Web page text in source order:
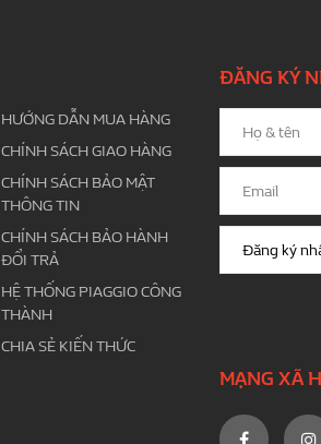
HƯỚNG DẪN MUA HÀNG
CHÍNH SÁCH GIAO HÀNG
CHÍNH SÁCH BẢO MẬT
THÔNG TIN
CHÍNH SÁCH BẢO HÀNH
ĐỔI TRẢ
HỆ THỐNG PIAGGIO CÔNG
THÀNH
CHIA SẺ KIẾN THỨC
ĐĂNG KÝ
MẠNG XÃ